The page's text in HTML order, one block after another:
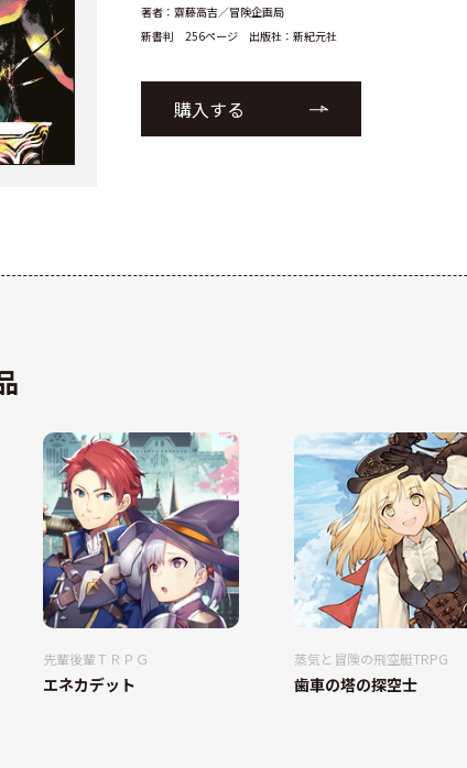
著者：齋藤高吉／冒険企画局
新書判 256ページ 出版社：新紀元社
購入する
先輩後輩ＴＲＰＧ
エネカデット
蒸気と冒険の飛空艇TRPG
歯車の塔の探空士